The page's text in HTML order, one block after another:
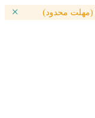
(مهلت محدود)